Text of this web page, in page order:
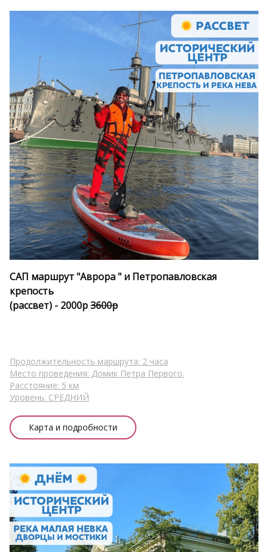
САП маршрут "Аврора " и Петропавловская
крепость
(рассвет) - 2000р 3600р
Продолжительность маршрута: 2 часа
Место проведения: Домик Петра Первого.
Расстояние: 5 км
Уровень: СРЕДНИЙ
Карта и подробности